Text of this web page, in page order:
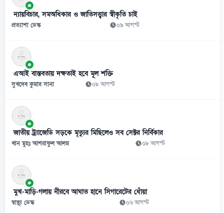
৯
০৯ আগস্ট
১০
বাংলাদেশের ডিজিটাল অর্থনীতির সম্ভাবনায় বাধা দক্ষতার ঘাটতি
১১
ট্রাম্প-সমর্থিত প্রেসিডেন্টের প্রথম দিনেই কলম্বিয়ায় বোমা হামলা
০৯ আগস্ট
১২
ঢাকায় এ সপ্তাহে প্রযুক্তির বাজারে স্মার্টফোনের দাম
০৯ আগস্ট
ন্যায়বিচার, সমঅধিকার ও জাতিসত্ত্বার স্বীকৃতি চাই
প্রত্যাশা ডেস্ক ০৯ আগস্ট
এআই বাস্তবতায় দক্ষতাই হবে মূল শক্তি
সুখদেব কুমার সানা ০৮ আগস্ট
জাতীয় ট্র্যাজেডি সড়কে মৃত্যুর মিছিলেও সব সেক্টর নির্বিকার
খান মুহঃ আশরাফুল আলম ০৮ আগস্ট
মুখ-মাড়ি-গলায় নীরবে আঘাত হানে সিগারেটের ধোঁয়া
স্বাস্থ্য ডেস্ক ০৬ আগস্ট